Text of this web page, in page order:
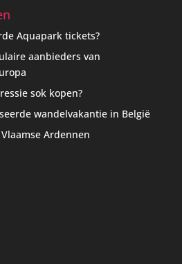
Aquapark tickets?
aanbieders van
sok kopen?
wandelvakantie in België
Ardennen